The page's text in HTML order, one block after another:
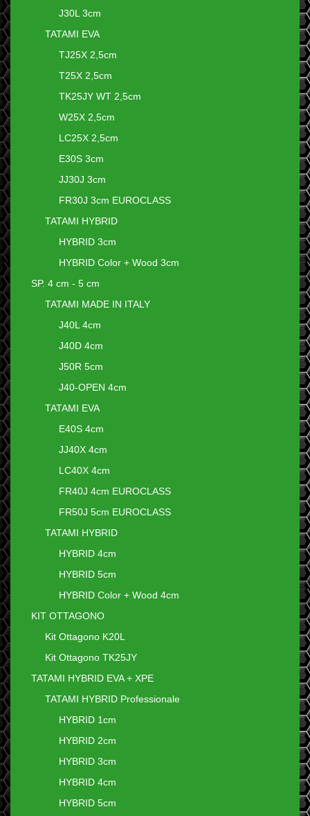
J30L 3cm
TATAMI EVA
TJ25X 2,5cm
T25X 2,5cm
TK25JY WT 2,5cm
W25X 2,5cm
LC25X 2,5cm
E30S 3cm
JJ30J 3cm
FR30J 3cm EUROCLASS
TATAMI HYBRID
HYBRID 3cm
HYBRID Color + Wood 3cm
SP. 4 cm - 5 cm
TATAMI MADE IN ITALY
J40L 4cm
J40D 4cm
J50R 5cm
J40-OPEN 4cm
TATAMI EVA
E40S 4cm
JJ40X 4cm
LC40X 4cm
FR40J 4cm EUROCLASS
FR50J 5cm EUROCLASS
TATAMI HYBRID
HYBRID 4cm
HYBRID 5cm
HYBRID Color + Wood 4cm
KIT OTTAGONO
Kit Ottagono K20L
Kit Ottagono TK25JY
TATAMI HYBRID EVA + XPE
TATAMI HYBRID Professionale
HYBRID 1cm
HYBRID 2cm
HYBRID 3cm
HYBRID 4cm
HYBRID 5cm